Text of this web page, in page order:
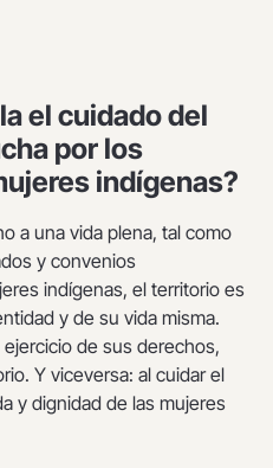
el cuidado del
por los
indígenas?
a una vida plena, tal como
y convenios
indígenas, el territorio es
y de su vida misma.
ejercicio de sus derechos,
Y viceversa: al cuidar el
y dignidad de las mujeres